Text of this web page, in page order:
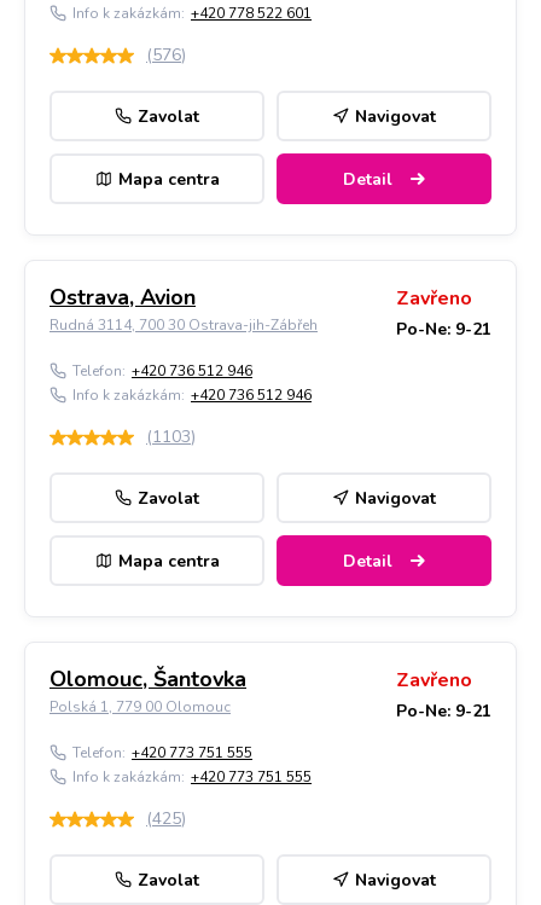
Info k zakázkám: +420 778 522 601
(576)
Zavolat Navigovat
Mapa centra Detail
Ostrava, Avion
Rudná 3114, 700 30 Ostrava-jih-Zábřeh
Zavřeno
Po-Ne: 9-21
Telefon: +420 736 512 946
Info k zakázkám: +420 736 512 946
(1103)
Zavolat Navigovat
Mapa centra Detail
Olomouc, Šantovka
Polská 1, 779 00 Olomouc
Zavřeno
Po-Ne: 9-21
Telefon: +420 773 751 555
Info k zakázkám: +420 773 751 555
(425)
Zavolat Navigovat